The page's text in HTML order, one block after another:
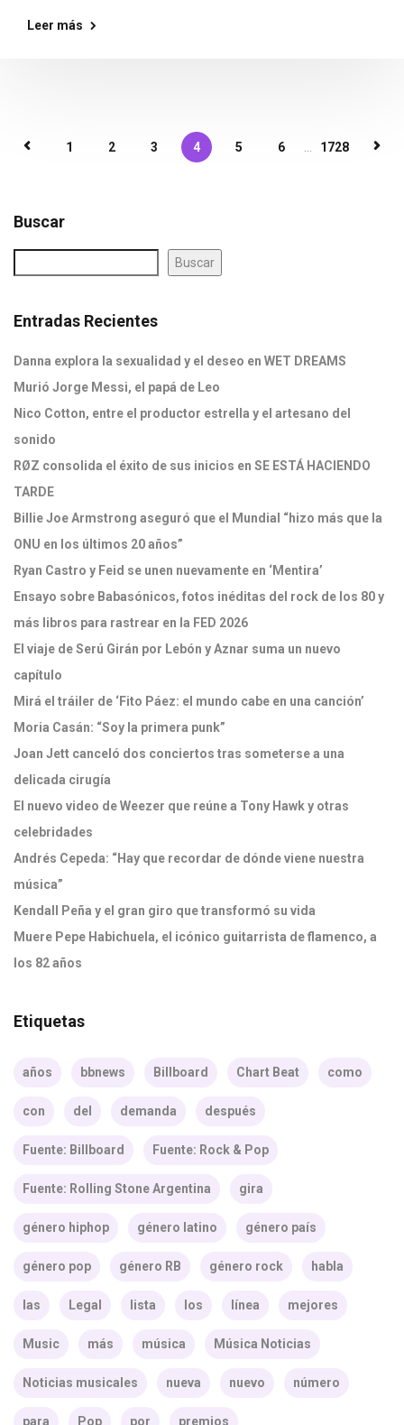
Leer más
1 2 3 4 5 6 1728
Buscar
Buscar
Entradas Recientes
Danna explora la sexualidad y el deseo en WET DREAMS
Murió Jorge Messi, el papá de Leo
Nico Cotton, entre el productor estrella y el artesano del
sonido
RØZ consolida el éxito de sus inicios en SE ESTÁ HACIENDO
TARDE
Billie Joe Armstrong aseguró que el Mundial “hizo más que la
ONU en los últimos 20 años”
Ryan Castro y Feid se unen nuevamente en ‘Mentira’
Ensayo sobre Babasónicos, fotos inéditas del rock de los 80 y
más libros para rastrear en la FED 2026
El viaje de Serú Girán por Lebón y Aznar suma un nuevo
capítulo
Mirá el tráiler de ‘Fito Páez: el mundo cabe en una canción’
Moria Casán: “Soy la primera punk”
Joan Jett canceló dos conciertos tras someterse a una
delicada cirugía
El nuevo video de Weezer que reúne a Tony Hawk y otras
celebridades
Andrés Cepeda: “Hay que recordar de dónde viene nuestra
música”
Kendall Peña y el gran giro que transformó su vida
Muere Pepe Habichuela, el icónico guitarrista de flamenco, a
los 82 años
Etiquetas
años bbnews Billboard Chart Beat como
con del demanda después
Fuente: Billboard Fuente: Rock & Pop
Fuente: Rolling Stone Argentina gira
género hiphop género latino género país
género pop género RB género rock habla
las Legal lista los línea mejores
Music más música Música Noticias
Noticias musicales nueva nuevo número
para Pop por premios